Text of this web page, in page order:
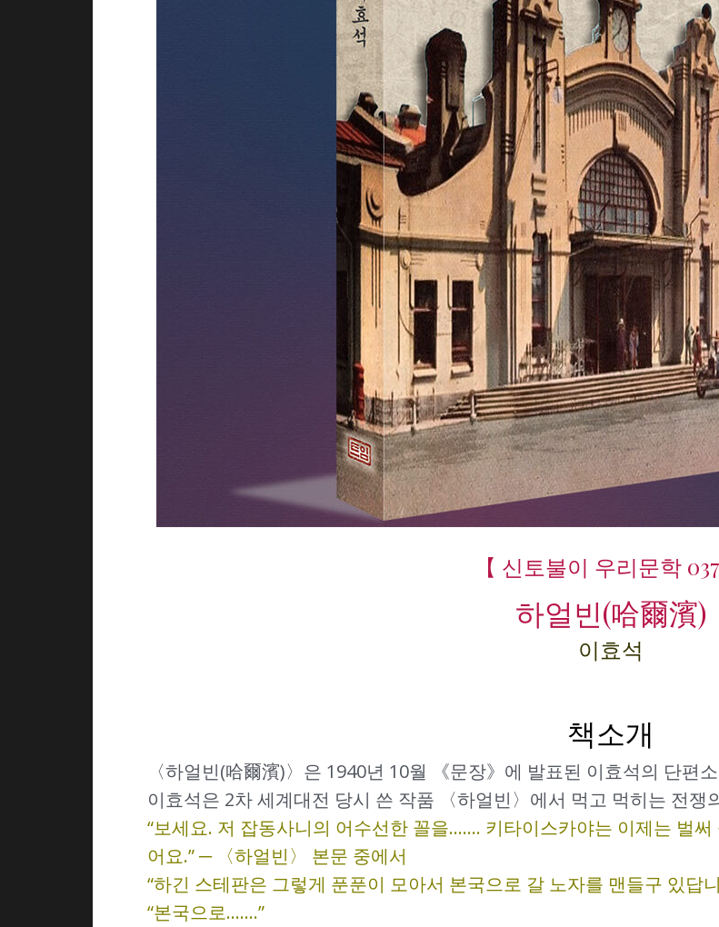
【 신토불이 우리문학 037
하얼빈(哈爾濱)
이효석
책소개
〈하얼빈(哈爾濱)〉은 1940년 10월 《문장》에 발표된 이효석의 단편
이효석은 2차 세계대전 당시 쓴 작품 〈하얼빈〉에서 먹고 먹히는 전쟁
“보세요. 저 잡동사니의 어수선한 꼴을……. 키타이스카야는 이제는 벌
어요.” ─ 〈하얼빈〉 본문 중에서
“하긴 스테판은 그렇게 푼푼이 모아서 본국으로 갈 노자를 맨들구 있답
“본국으로…….”